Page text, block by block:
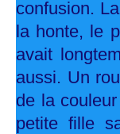
confusion.
la honte, le
avait
aussi. Un
de la
petite fille